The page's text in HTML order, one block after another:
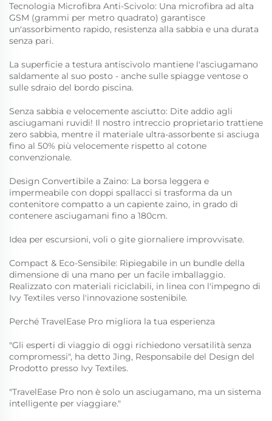
Tecnologia Microfibra Anti-Scivolo: Una microfibra ad alta
GSM (grammi per metro quadrato) garantisce
un'assorbimento rapido, resistenza alla sabbia e una durata
senza pari.
La superficie a testura antiscivolo mantiene l'asciugamano
saldamente al suo posto - anche sulle spiagge ventose o
sulle sdraio del bordo piscina.
Senza sabbia e velocemente asciutto: Dite addio agli
asciugamani ruvidi! Il nostro intreccio proprietario trattiene
zero sabbia, mentre il materiale ultra-assorbente si asciuga
fino al 50% più velocemente rispetto al cotone
convenzionale.
Design Convertibile a Zaino: La borsa leggera e
impermeabile con doppi spallacci si trasforma da un
contenitore compatto a un capiente zaino, in grado di
contenere asciugamani fino a 180cm.
Idea per escursioni, voli o gite giornaliere improvvisate.
Compact & Eco-Sensibile: Ripiegabile in un bundle della
dimensione di una mano per un facile imballaggio.
Realizzato con materiali riciclabili, in linea con l'impegno di
Ivy Textiles verso l'innovazione sostenibile.
Perché TravelEase Pro migliora la tua esperienza
"Gli esperti di viaggio di oggi richiedono versatilità senza
compromessi", ha detto Jing, Responsabile del Design del
Prodotto presso Ivy Textiles.
"TravelEase Pro non è solo un asciugamano, ma un sistema
intelligente per viaggiare."